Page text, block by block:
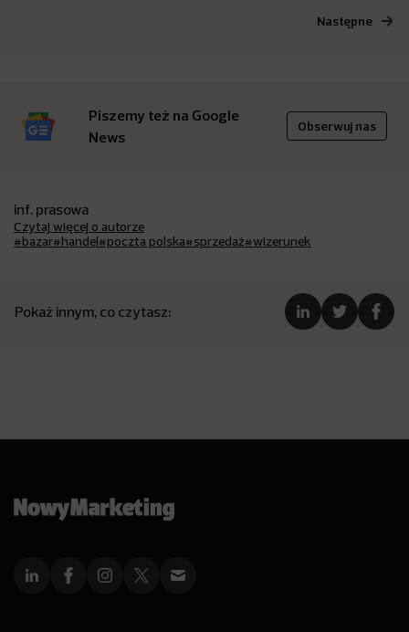
Następne
Piszemy też na Google
News
Obserwuj nas
inf. prasowa
Czytaj więcej o autorze
#bazar#handel#poczta polska#sprzedaż#wizerunek
Pokaż innym, co czytasz: